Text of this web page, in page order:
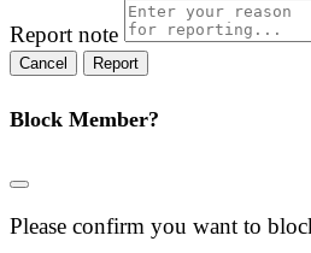
Report note
Report
Block Member?
Please confirm you want to